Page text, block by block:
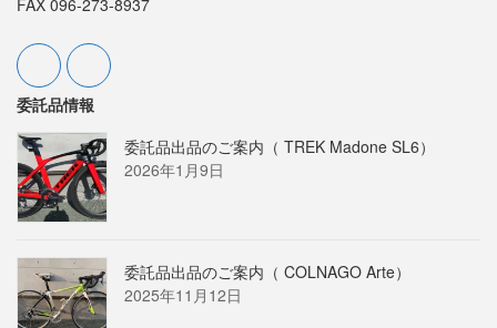
委託品情報
委託品出品のご案内（ TREK Madone SL6）
2026年1月9日
委託品出品のご案内（ COLNAGO Arte）
2025年11月12日